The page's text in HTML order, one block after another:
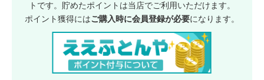
トです。貯めたポイントは当店でご利用いただけます。
ポイント獲得にはご購入時に会員登録が必要になります。